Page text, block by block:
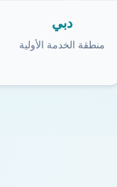
دبي
منطقة الخدمة الأولية